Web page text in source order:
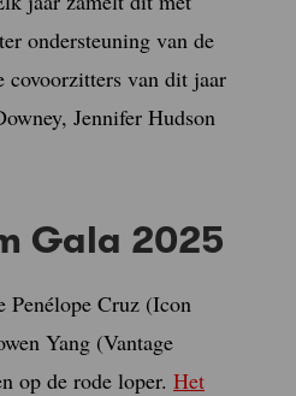
ondersteuning van de
covoorzitters van dit jaar
Jennifer Hudson
Gala 2025
Penélope Cruz (Icon
Yang (Vantage
op de rode loper. Het